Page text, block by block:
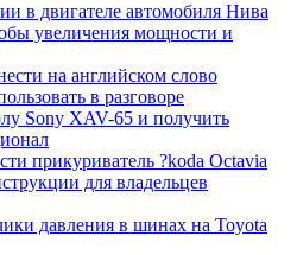
в двигателе автомобиля Нива
увеличения мощности и
на английском слово
в разговоре
Sony XAV-65 и получить
прикуриватель ?koda Octavia
для владельцев
давления в шинах на Toyota